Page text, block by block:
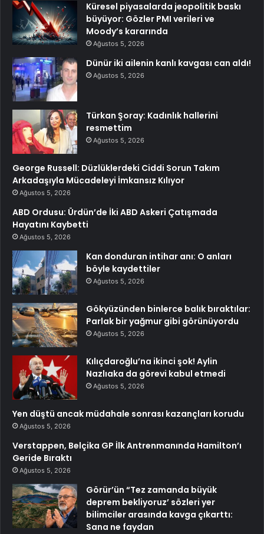
Küresel piyasalarda jeopolitik baskı
büyüyor: Gözler PMI verileri ve
Moody’s kararında
Ağustos 5, 2026
Dünür iki ailenin kanlı kavgası can aldı!
Ağustos 5, 2026
Türkan Şoray: Kadınlık hallerini
resmettim
Ağustos 5, 2026
George Russell: Düzlüklerdeki Ciddi Sorun Takım
Arkadaşıyla Mücadeleyi İmkansız Kılıyor
Ağustos 5, 2026
ABD Ordusu: Ürdün’de İki ABD Askeri Çatışmada
Hayatını Kaybetti
Ağustos 5, 2026
Kan donduran intihar anı: O anları
böyle kaydettiler
Ağustos 5, 2026
Gökyüzünden binlerce balık bıraktılar:
Parlak bir yağmur gibi görünüyordu
Ağustos 5, 2026
Kılıçdaroğlu’na ikinci şok! Aylin
Nazlıaka da görevi kabul etmedi
Ağustos 5, 2026
Yen düştü ancak müdahale sonrası kazançları korudu
Ağustos 5, 2026
Verstappen, Belçika GP İlk Antrenmanında Hamilton’ı
Geride Bıraktı
Ağustos 5, 2026
Görür’ün “Tez zamanda büyük
deprem bekliyoruz’ sözleri yer
bilimciler arasında kavga çıkarttı:
Sana ne faydan